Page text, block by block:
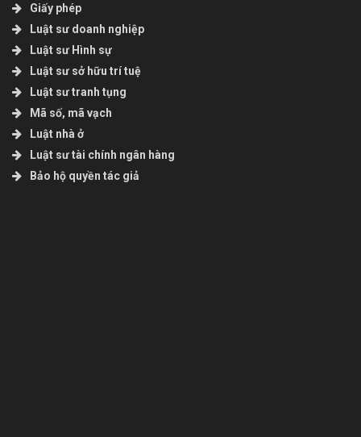
Giấy phép
Luật sư doanh nghiệp
Luật sư Hình sự
Luật sư sở hữu trí tuệ
Luật sư tranh tụng
Mã số, mã vạch
Luật nhà ở
Luật sư tài chính ngân hàng
Bảo hộ quyền tác giả